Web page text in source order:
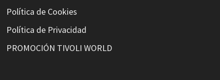
Política de Cookies
Política de Privacidad
PROMOCIÓN TIVOLI WORLD